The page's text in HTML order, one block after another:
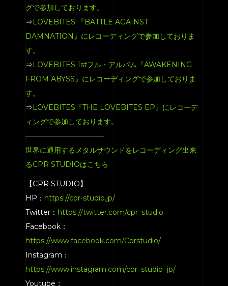
グで参加しております。
⇒LOVEBITES 『BATTLE AGAINST
DAMNATION』にレコーディングで参加しておりま
す。
⇒LOVEBITES 1stフル・アルバム『AWAKENING
FROM ABYSS』にレコーディングで参加しておりま
す。
⇒LOVEBITES『THE LOVEBITES EP』にレコーデ
ィングで参加しております。
———————————
世界に通用するメタルサウンドをレコーディング出来
るCPR STUDIOはこちら
【CPR STUDIO】
HP： https://cpr-studio.jp/
Twitter： https://twitter.com/cpr_studio
Facebook：
https://www.facebook.com/Cprstudio/
Instagram：
https://www.instagram.com/cpr_studio_jp/
Youtube：